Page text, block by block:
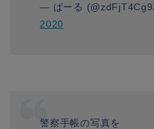
— ぱーる
2020
警察手帳の写真を